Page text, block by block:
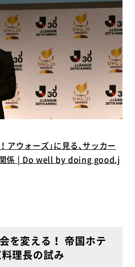
アウォーズ｣に見る､サッカー
係 | Do well by doing good.j
を変える！ 帝国ホテ
理長の試み